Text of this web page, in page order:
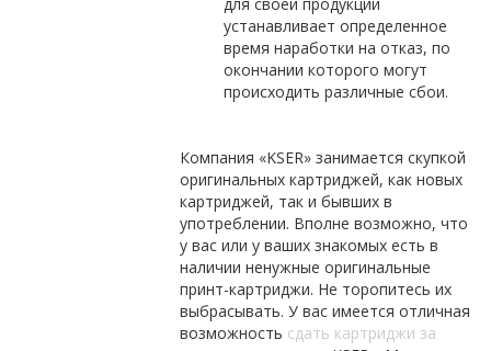
устанавливает определенное
время наработки на отказ, по
окончании которого могут
происходить различные сбои.
Компания «KSER» занимается скупкой
оригинальных картриджей, как новых
картриджей, так и бывших в
употреблении. Вполне возможно, что
у вас или у ваших знакомых есть в
наличии ненужные оригинальные
принт-картриджи. Не торопитесь их
выбрасывать. У вас имеется отличная
возможность сдать картриджи за